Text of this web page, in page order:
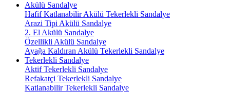
Akülü Sandalye
Hafif Katlanabilir Akülü Tekerlekli Sandalye
Arazi Tipi Akülü Sandalye
2. El Akülü Sandalye
Özellikli Akülü Sandalye
Ayağa Kaldıran Akülü Tekerlekli Sandalye
Tekerlekli Sandalye
Aktif Tekerlekli Sandalye
Refakatçi Tekerlekli Sandalye
Katlanabilir Tekerlekli Sandalye